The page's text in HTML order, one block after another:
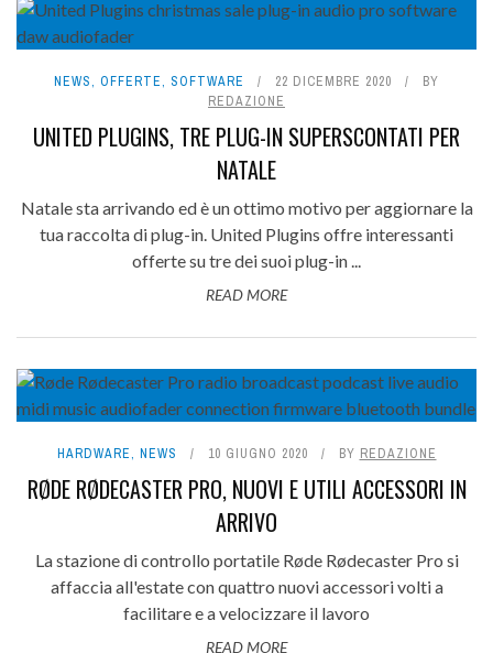
NEWS, OFFERTE, SOFTWARE 22 DICEMBRE 2020
BY
REDAZIONE
UNITED PLUGINS, TRE PLUG-IN SUPERSCONTATI PER
NATALE
Natale sta arrivando ed è un ottimo motivo per aggiornare la
tua raccolta di plug-in. United Plugins offre interessanti
offerte su tre dei suoi plug-in ...
READ MORE
HARDWARE, NEWS 10 GIUGNO 2020 BY REDAZIONE
RØDE RØDECASTER PRO, NUOVI E UTILI ACCESSORI IN
ARRIVO
La stazione di controllo portatile Røde Rødecaster Pro si
affaccia all'estate con quattro nuovi accessori volti a
facilitare e a velocizzare il lavoro
READ MORE